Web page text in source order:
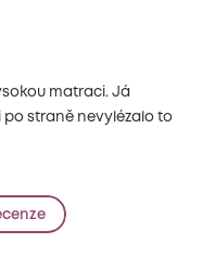
matraci. Já
po straně nevylézalo to